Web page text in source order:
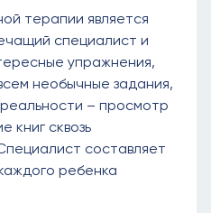
терапии является
специалист и
упражнения,
необычные задания,
– просмотр
книг сквозь
составляет
ребенка